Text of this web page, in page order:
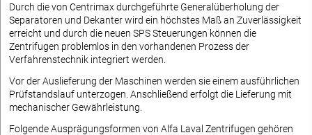
Durch die von Centrimax durchgeführte Generalüberholung der
Separatoren und Dekanter wird ein höchstes Maß an Zuverlässigkeit
erreicht und durch die neuen SPS Steuerungen können die
Zentrifugen problemlos in den vorhandenen Prozess der
Verfahrenstechnik integriert werden.
Vor der Auslieferung der Maschinen werden sie einem ausführlichen
Prüfstandslauf unterzogen. Anschließend erfolgt die Lieferung mit
mechanischer Gewährleistung.
Folgende Ausprägungsformen von Alfa Laval Zentrifugen gehören